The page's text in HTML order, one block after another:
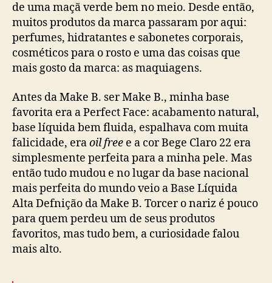
de uma maçã verde bem no meio. Desde então,
muitos produtos da marca passaram por aqui:
perfumes, hidratantes e sabonetes corporais,
cosméticos para o rosto e uma das coisas que
mais gosto da marca: as maquiagens.
Antes da Make B. ser Make B., minha base
favorita era a Perfect Face: acabamento natural,
base líquida bem fluida, espalhava com muita
falicidade, eraoil free e a cor Bege Claro 22 era
simplesmente perfeita para a minha pele. Mas
então tudo mudou e no lugar da base nacional
mais perfeita do mundo veio a Base Líquida
Alta Defnição da Make B. Torcer o nariz é pouco
para quem perdeu um de seus produtos
favoritos, mas tudo bem, a curiosidade falou
mais alto.